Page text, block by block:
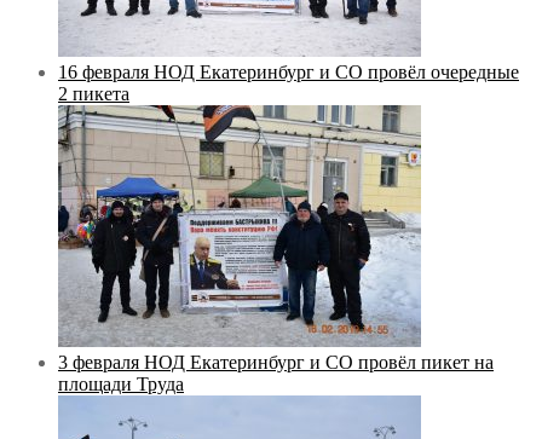
16 февраля НОД Екатеринбург и СО провёл очередные
2 пикета
3 февраля НОД Екатеринбург и СО провёл пикет на
площади Труда